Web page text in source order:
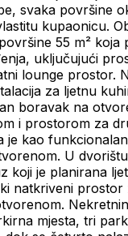
svaka površine
kupaonicu.
55 m² koja
uključujući
lounge prostor.
za ljetnu
boravak na
i prostorom za
je kao
U
koji je planirana
natkriveni prostor
mjesta, tri